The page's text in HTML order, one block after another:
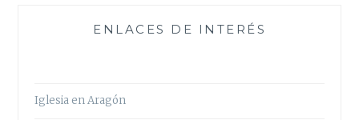
ENLACES DE INTERÉS
Iglesia en Aragón